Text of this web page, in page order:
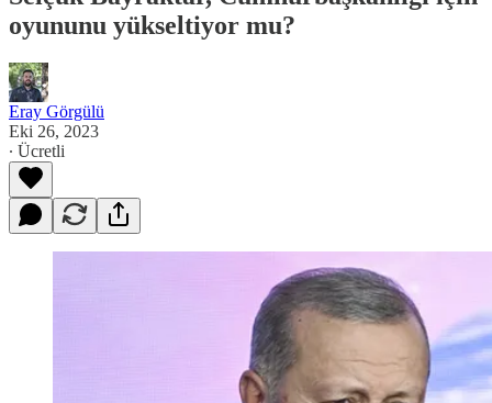
oyununu yükseltiyor mu?
Eray Görgülü
Eki 26, 2023
∙ Ücretli